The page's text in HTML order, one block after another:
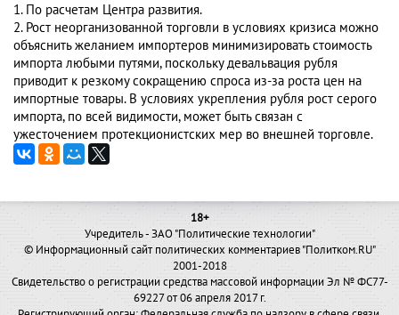
1. По расчетам Центра развития.
2. Рост неорганизованной торговли в условиях кризиса можно
объяснить желанием импортеров минимизировать стоимость
импорта любыми путями, поскольку девальвация рубля
приводит к резкому сокращению спроса из-за роста цен на
импортные товары. В условиях укрепления рубля рост серого
импорта, по всей видимости, может быть связан с
ужесточением протекционистских мер во внешней торговле.
18+
Учредитель - ЗАО "Политические технологии"
© Информационный сайт политических комментариев "Политком.RU"
2001-2018
Свидетельство о регистрации средства массовой информации Эл № ФС77-
69227 от 06 апреля 2017 г.